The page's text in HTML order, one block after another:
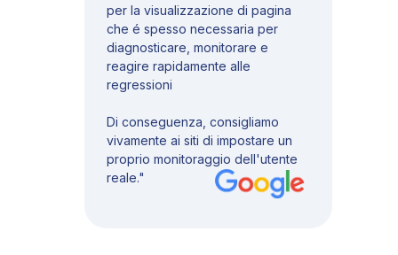
per la visualizzazione di pagina
che é spesso necessaria per
diagnosticare, monitorare e
reagire rapidamente alle
regressioni
Di conseguenza, consigliamo
vivamente ai siti di impostare un
proprio monitoraggio dell'utente
reale."